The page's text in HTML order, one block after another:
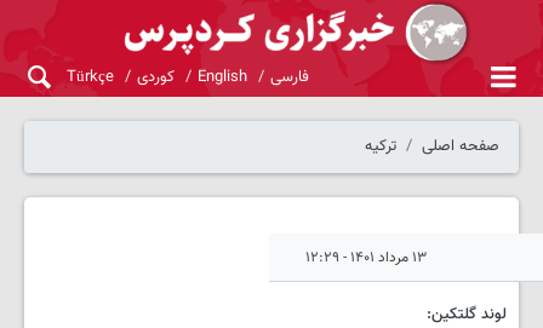
فارسی English کوردی Türkçe
صفحه اصلی ترکیه
۱۳ مرداد ۱۴۰۱ - ۱۲:۲۹
لوند گلتکین: